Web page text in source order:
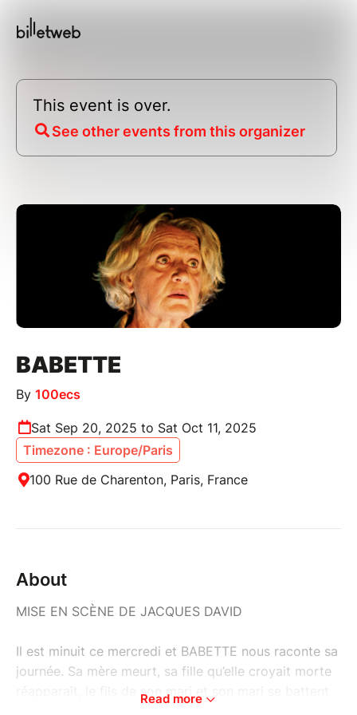
This event is over.
See other events from this organizer
BABETTE
By 100ecs
Sat Sep 20, 2025 to Sat Oct 11, 2025
Timezone : Europe/Paris
100 Rue de Charenton, Paris, France
About
MISE EN SCÈNE DE JACQUES DAVID
Il est minuit ce mercredi et BABETTE nous raconte sa
journée. Sa mère meurt, sa fille qu’elle croyait morte
réapparaît, le fils de son mari et son mari se battent
Read more